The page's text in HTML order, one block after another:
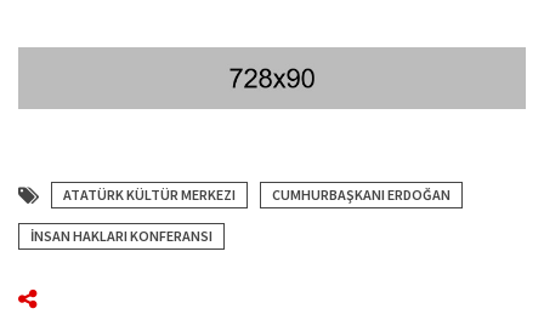
ATATÜRK KÜLTÜR MERKEZI CUMHURBAŞKANI ERDOĞAN
İNSAN HAKLARI KONFERANSI